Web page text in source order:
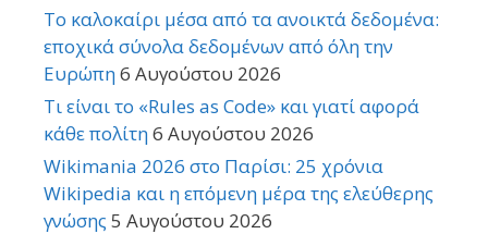
Το καλοκαίρι μέσα από τα ανοικτά δεδομένα:
εποχικά σύνολα δεδομένων από όλη την
Ευρώπη6 Αυγούστου 2026
Τι είναι το «Rules as Code» και γιατί αφορά
κάθε πολίτη6 Αυγούστου 2026
Wikimania 2026 στο Παρίσι: 25 χρόνια
Wikipedia και η επόμενη μέρα της ελεύθερης
γνώσης 5 Αυγούστου 2026